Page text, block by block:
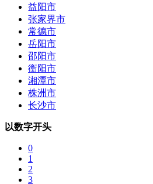
益阳市
张家界市
常德市
岳阳市
邵阳市
衡阳市
湘潭市
株洲市
长沙市
以数字开头
0
1
2
3